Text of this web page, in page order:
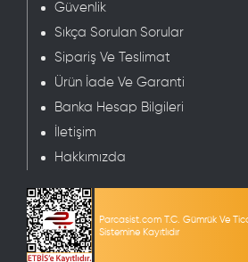
Güvenlik
Sıkça Sorulan Sorular
Sipariş Ve Teslimat
Ürün İade Ve Garanti
Banka Hesap Bilgileri
İletişim
Hakkımızda
Parcasist.com T.C. Gümrük Ve
Sistemine Kayıtlıdır